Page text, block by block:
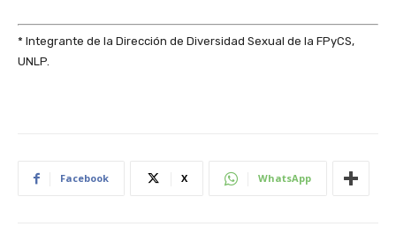
* Integrante de la Dirección de Diversidad Sexual de la FPyCS,
UNLP.
Facebook X WhatsApp